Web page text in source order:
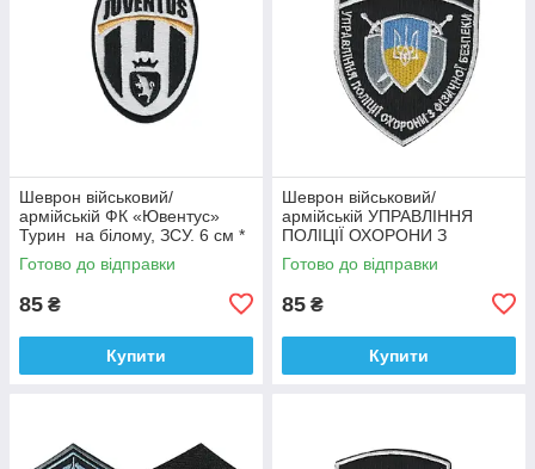
Шеврон військовий/
армійській ФК «Ювентус»
Турин на білому, ЗСУ. 6 см *
9,5 см
Готово до відправки
85 ₴
Купити
Шеврон військовий/
армійській УПРАВЛІННЯ
ПОЛІЦІЇ ОХОРОНИ З
ФІЗИЧНОЇ БЕЗПЕКИ ТИТАН
на чорному, ЗСУ. 8 см * 10
Готово до відправки
85 ₴
Купити